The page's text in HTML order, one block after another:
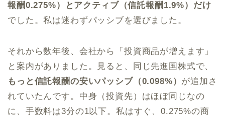
報酬0.275%）とアクティブ（信託報酬1.9%）だけ
でした。私は迷わずパッシブを選びました。
それから数年後、会社から「投資商品が増えます」
と案内がありました。見ると、同じ先進国株式で、
もっと信託報酬の安いパッシブ（0.098%） が追加さ
れていたんです。中身（投資先）はほぼ同じなの
に、手数料は3分の1以下。私はすぐ、0.275%の商